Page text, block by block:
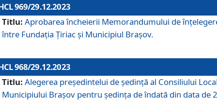
969/29.12.2023
Titlu: Aprobarea încheierii Memorandumului de
între Fundația Țiriac și Municipiul Brașov.
968/29.12.2023
Titlu: Alegerea preşedintelui de şedinţă al Consiliului
Municipiului Braşov pentru ședința de îndată din data de